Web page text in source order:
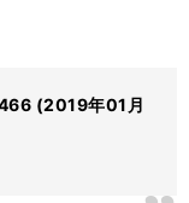
(2019年01月